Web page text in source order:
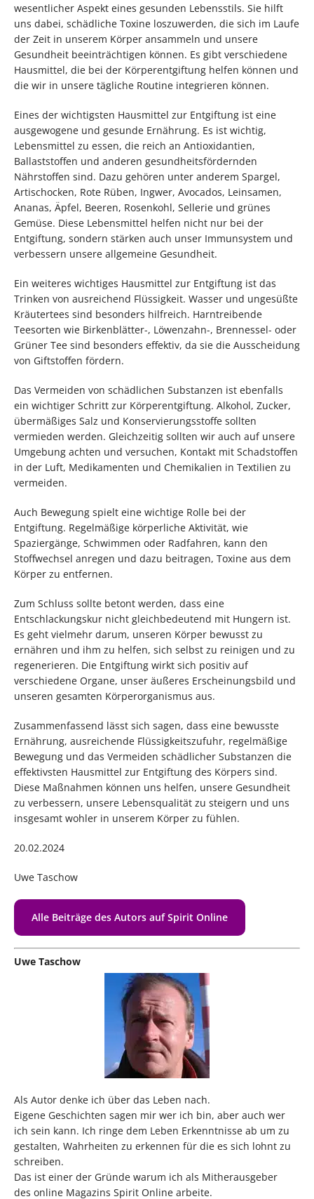
wesentlicher Aspekt eines gesunden Lebensstils. Sie hilft
uns dabei, schädliche Toxine loszuwerden, die sich im Laufe
der Zeit in unserem Körper ansammeln und unsere
Gesundheit beeinträchtigen können. Es gibt verschiedene
Hausmittel, die bei der Körperentgiftung helfen können und
die wir in unsere tägliche Routine integrieren können.
Eines der wichtigsten Hausmittel zur Entgiftung ist eine
ausgewogene und gesunde Ernährung. Es ist wichtig,
Lebensmittel zu essen, die reich an Antioxidantien,
Ballaststoffen und anderen gesundheitsfördernden
Nährstoffen sind. Dazu gehören unter anderem Spargel,
Artischocken, Rote Rüben, Ingwer, Avocados, Leinsamen,
Ananas, Äpfel, Beeren, Rosenkohl, Sellerie und grünes
Gemüse. Diese Lebensmittel helfen nicht nur bei der
Entgiftung, sondern stärken auch unser Immunsystem und
verbessern unsere allgemeine Gesundheit.
Ein weiteres wichtiges Hausmittel zur Entgiftung ist das
Trinken von ausreichend Flüssigkeit. Wasser und ungesüßte
Kräutertees sind besonders hilfreich. Harntreibende
Teesorten wie Birkenblätter-, Löwenzahn-, Brennessel- oder
Grüner Tee sind besonders effektiv, da sie die Ausscheidung
von Giftstoffen fördern.
Das Vermeiden von schädlichen Substanzen ist ebenfalls
ein wichtiger Schritt zur Körperentgiftung. Alkohol, Zucker,
übermäßiges Salz und Konservierungsstoffe sollten
vermieden werden. Gleichzeitig sollten wir auch auf unsere
Umgebung achten und versuchen, Kontakt mit Schadstoffen
in der Luft, Medikamenten und Chemikalien in Textilien zu
vermeiden.
Auch Bewegung spielt eine wichtige Rolle bei der
Entgiftung. Regelmäßige körperliche Aktivität, wie
Spaziergänge, Schwimmen oder Radfahren, kann den
Stoffwechsel anregen und dazu beitragen, Toxine aus dem
Körper zu entfernen.
Zum Schluss sollte betont werden, dass eine
Entschlackungskur nicht gleichbedeutend mit Hungern ist.
Es geht vielmehr darum, unseren Körper bewusst zu
ernähren und ihm zu helfen, sich selbst zu reinigen und zu
regenerieren. Die Entgiftung wirkt sich positiv auf
verschiedene Organe, unser äußeres Erscheinungsbild und
unseren gesamten Körperorganismus aus.
Zusammenfassend lässt sich sagen, dass eine bewusste
Ernährung, ausreichende Flüssigkeitszufuhr, regelmäßige
Bewegung und das Vermeiden schädlicher Substanzen die
effektivsten Hausmittel zur Entgiftung des Körpers sind.
Diese Maßnahmen können uns helfen, unsere Gesundheit
zu verbessern, unsere Lebensqualität zu steigern und uns
insgesamt wohler in unserem Körper zu fühlen.
20.02.2024
Uwe Taschow
Alle Beiträge des Autors auf Spirit Online
Uwe Taschow
Als Autor denke ich über das Leben nach.
Eigene Geschichten sagen mir wer ich bin, aber auch wer
ich sein kann. Ich ringe dem Leben Erkenntnisse ab um zu
gestalten, Wahrheiten zu erkennen für die es sich lohnt zu
schreiben.
Das ist einer der Gründe warum ich als Mitherausgeber
des online Magazins Spirit Online arbeite.